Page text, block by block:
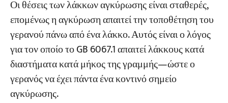
Οι θέσεις των λάκκων αγκύρωσης είναι σταθερές,
επομένως η αγκύρωση απαιτεί την τοποθέτηση του
γερανού πάνω από ένα λάκκο. Αυτός είναι ο λόγος
για τον οποίο το GB 6067.1 απαιτεί λάκκους κατά
διαστήματα κατά μήκος της γραμμής—ώστε ο
γερανός να έχει πάντα ένα κοντινό σημείο
αγκύρωσης.